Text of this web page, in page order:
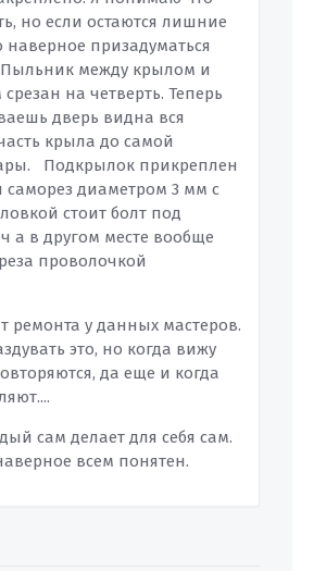
но если остаются лишние
призадуматься
Пыльник между крылом и
на четверть. Теперь
дверь видна вся
крыла до самой
Подкрылок прикреплен
саморез диаметром 3 мм с
стоит болт под
а в другом месте вообще
проволочкой
ремонта у данных мастеров.
это, но когда вижу
да еще и когда
сам делает для себя сам.
всем понятен.